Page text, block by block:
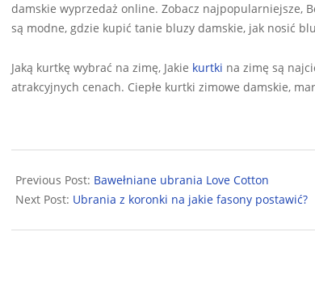
damskie wyprzedaż online. Zobacz najpopularniejsze,
są modne, gdzie kupić tanie bluzy damskie, jak nosić
Jaką kurtkę wybrać na zimę, Jakie kurtki na zimę są
atrakcyjnych cenach. Ciepłe kurtki zimowe damskie,
09-
26
Previous Post: Bawełniane ubrania Love Cotton
Next Post: Ubrania z koronki na jakie fasony postawić?